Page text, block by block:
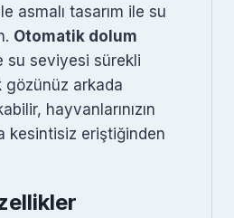
asmalı tasarım ile su
Otomatik dolum
su seviyesi sürekli
gözünüz arkada
hayvanlarınızın
kesintisiz eriştiğinden